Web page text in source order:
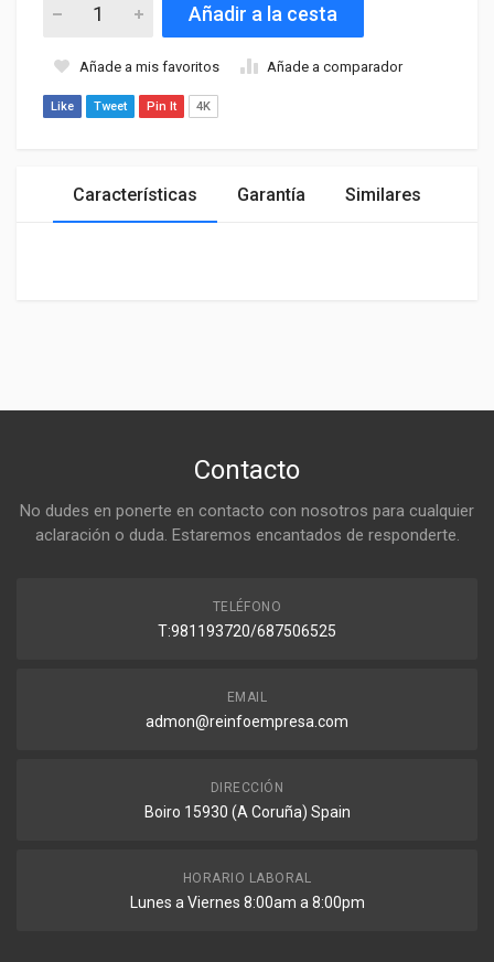
Añadir a la cesta
Añade a mis favoritos Añade a comparador
Like Tweet Pin It 4K
Características Garantía Similares
Contacto
No dudes en ponerte en contacto con nosotros para cualquier
aclaración o duda. Estaremos encantados de responderte.
TELÉFONO
T:981193720/687506525
EMAIL
admon@reinfoempresa.com
DIRECCIÓN
Boiro 15930 (A Coruña) Spain
HORARIO LABORAL
Lunes a Viernes 8:00am a 8:00pm